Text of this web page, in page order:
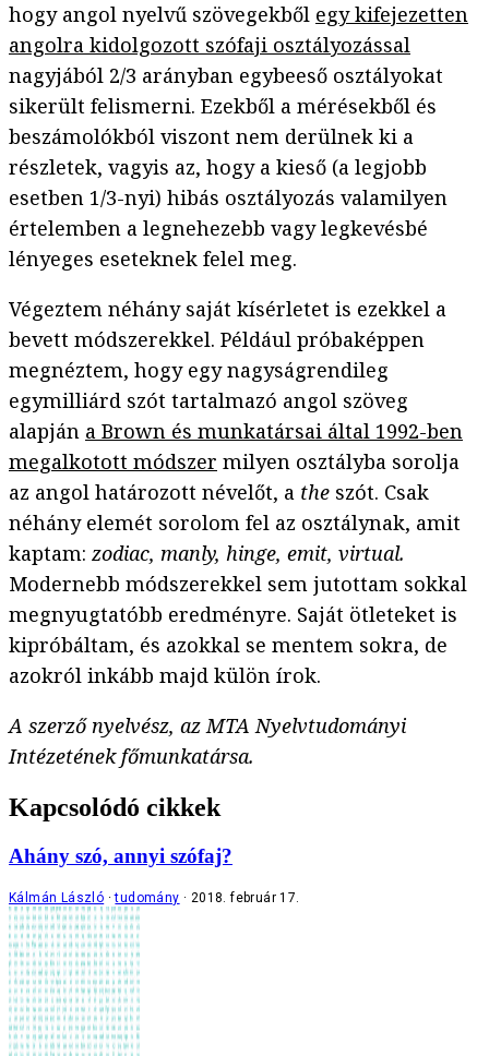
hogy angol nyelvű szövegekből egy kifejezetten
angolra kidolgozott szófaji osztályozással
nagyjából 2/3 arányban egybeeső osztályokat
sikerült felismerni. Ezekből a mérésekből és
beszámolókból viszont nem derülnek ki a
részletek, vagyis az, hogy a kieső (a legjobb
esetben 1/3-nyi) hibás osztályozás valamilyen
értelemben a legnehezebb vagy legkevésbé
lényeges eseteknek felel meg.
Végeztem néhány saját kísérletet is ezekkel a
bevett módszerekkel. Például próbaképpen
megnéztem, hogy egy nagyságrendileg
egymilliárd szót tartalmazó angol szöveg
alapján a Brown és munkatársai által 1992-ben
megalkotott módszer milyen osztályba sorolja
az angol határozott névelőt, a the szót. Csak
néhány elemét sorolom fel az osztálynak, amit
kaptam: zodiac, manly, hinge, emit, virtual.
Modernebb módszerekkel sem jutottam sokkal
megnyugtatóbb eredményre. Saját ötleteket is
kipróbáltam, és azokkal se mentem sokra, de
azokról inkább majd külön írok.
A szerző nyelvész, az MTA Nyelvtudományi
Intézetének főmunkatársa.
Kapcsolódó cikkek
Ahány szó, annyi szófaj?
Kálmán László tudomány 2018. február 17.